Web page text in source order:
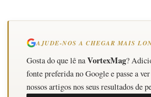
AJUDE-NOS A CHEGAR MAIS
Gosta do que lê naVortexMag?
fonte preferida no Google e passe a
nossos artigos nos seus resultados de